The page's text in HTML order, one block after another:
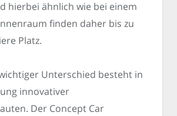
hierbei ähnlich wie bei einem
finden daher bis zu
Platz.
Unterschied besteht in
innovativer
Der Concept Car